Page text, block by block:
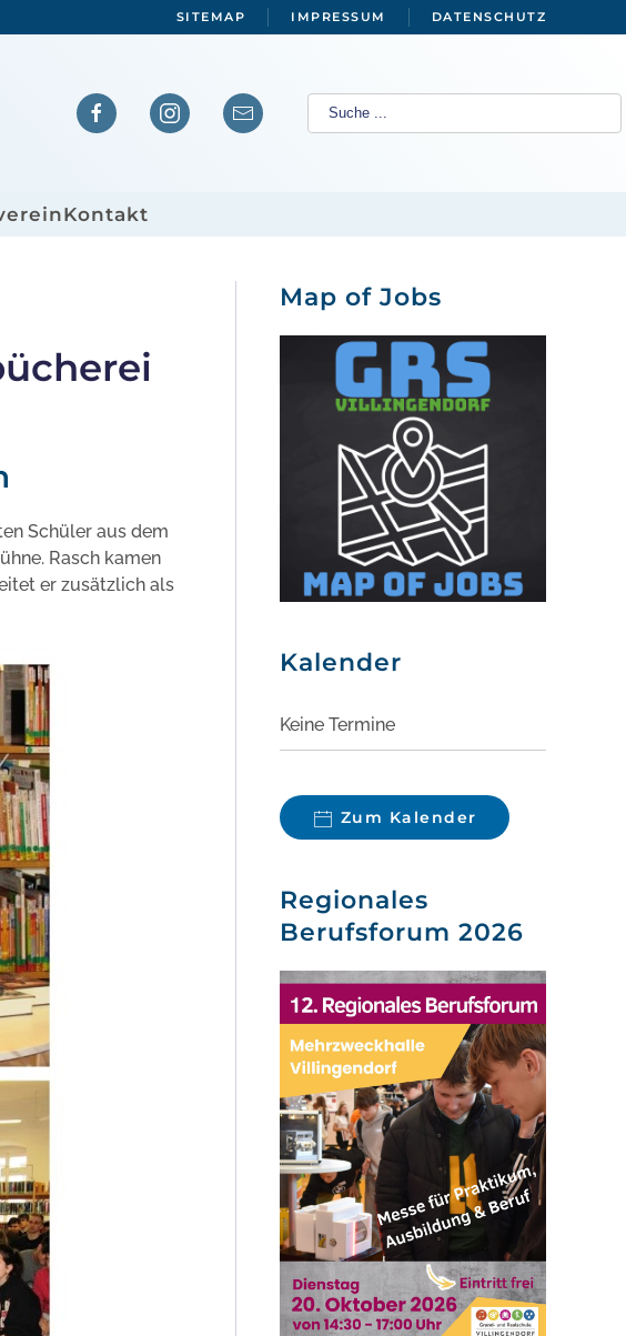
SITEMAP IMPRESSUM DATENSCHUTZ
Kontakt
Schüler aus dem
Rasch kamen
er zusätzlich als
Map of Jobs
Kalender
Keine Termine
Zum Kalender
Regionales
Berufsforum 2026